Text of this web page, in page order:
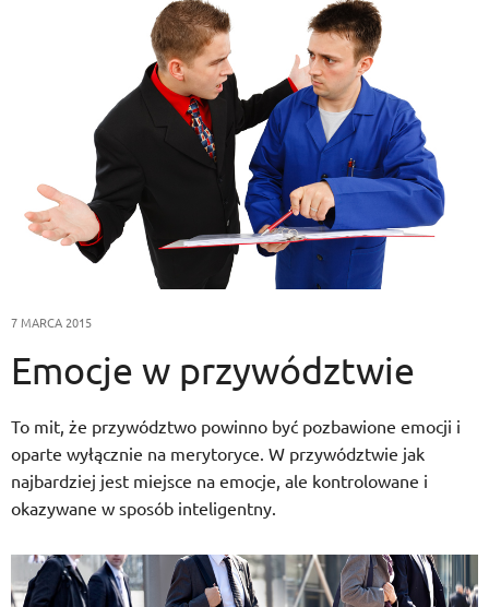
7 MARCA 2015
Emocje w przywództwie
To mit, że przywództwo powinno być pozbawione emocji i
oparte wyłącznie na merytoryce. W przywództwie jak
najbardziej jest miejsce na emocje, ale kontrolowane i
okazywane w sposób inteligentny.